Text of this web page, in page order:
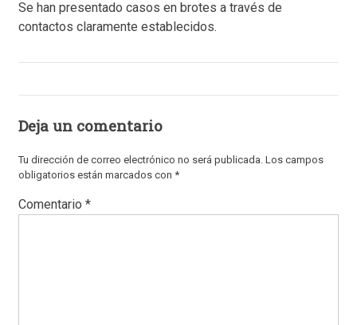
Se han presentado casos en brotes a través de
contactos claramente establecidos.
Deja un comentario
Tu dirección de correo electrónico no será publicada. Los campos
obligatorios están marcados con *
Comentario *